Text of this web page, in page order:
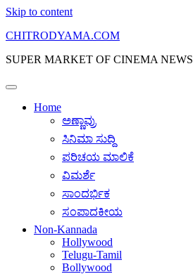
Skip to content
CHITRODYAMA.COM
SUPER MARKET OF CINEMA NEWS
Home
ಅಣ್ಣಾವ್ರು
ಸಿನಿಮಾ ಸುದ್ದಿ
ಪರಿಚಯ ಮಾಲಿಕೆ
ವಿಮರ್ಶೆ
ಸಾಂದರ್ಭಿಕ
ಸಂಪಾದಕೀಯ
Non-Kannada
Hollywood
Telugu-Tamil
Bollywood